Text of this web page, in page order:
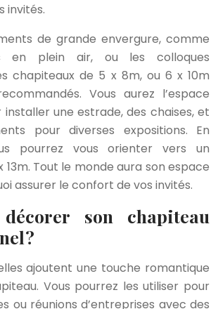
invités.
de grande envergure, comme
en plein air, ou les colloques
chapiteaux de 5 x 8m, ou 6 x 10m
Vous aurez l’espace
installer une estrade, des chaises, et
pour diverses expositions. En
pourrez vous orienter vers un
13m. Tout le monde aura son espace
assurer le confort de vos invités.
décorer son chapiteau
?
ajoutent une touche romantique
Vous pourrez les utiliser pour
ou réunions d’entreprises avec des